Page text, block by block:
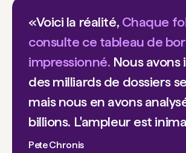
«Voici la réalité, Chaque
consulte ce tableau de
impressionné. Nous
des milliards de dossiers
mais nous en avons
billions. L'ampleur est
Pete Chronis